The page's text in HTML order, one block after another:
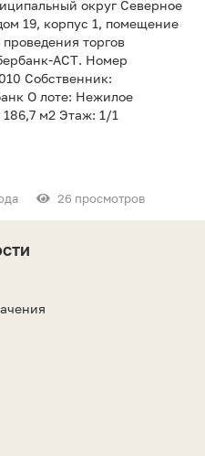
округ Северное
19, корпус 1, помещение
торгов
АСТ. Номер
Собственник:
О лоте: Нежилое
м2 Этаж: 1/1
26 просмотров